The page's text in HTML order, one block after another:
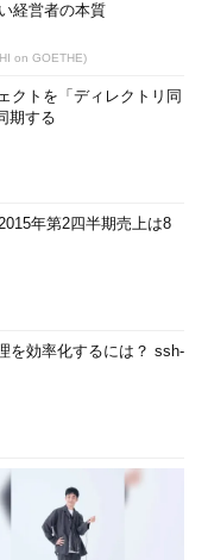
backup" -M
に保存、標準出
力へ出力するためラ
経営者の本質
on GOETHE)
クトを「ディレクトリ同
期する
年第2四半期売上は8
を効率化するには？ ssh-